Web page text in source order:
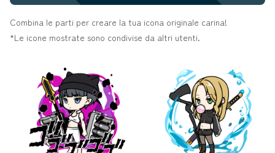
Combina le parti per creare la tua icona originale carina!
*Le icone mostrate sono condivise da altri utenti.